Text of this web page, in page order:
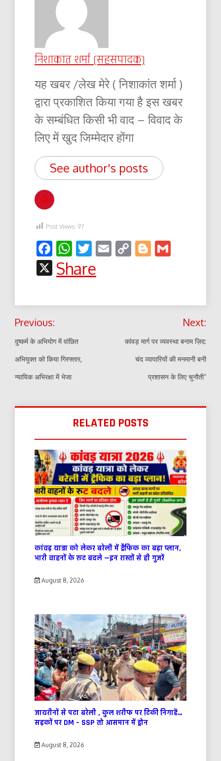
निशाकांत शर्मा (सहसंपादक)
यह खबर /लेख मेरे ( निशाकांत शर्मा )
द्वारा प्रकाशित किया गया है इस खबर
के सम्बंधित किसी भी वाद – विवाद के
लिए में खुद जिम्मेदार होंगा
See author's posts
Post Views: 97
Facebook
WhatsApp
Twitter
EmailCopyBlogger
X
Share
Post
navigation
Previous:
दुष्कर्म के अभियोग में वांछित
अभियुक्त को किया गिरफ्तार,
न्यायिक अभिरक्षा में भेजा
Next:
कांवड़ मार्ग पर व्यवस्था बनाम ज़िद:
चंद व्यापारियों की मनमानी बनी
प्रशासन के लिए चुनौती”
RELATED POSTS
कांवड़ यात्रा को लेकर बरेली में ट्रैफिक का बड़ा प्लान,
भारी वाहनों के रूट बदले —इन रास्तों से ही गुजरें
August 8, 2026
जायरीनों से पटा बरेली , कुल शरीफ पर टिकी निगाहें…
सड़कों पर DM – SSP तो आसमान में ड्रोन
August 8, 2026